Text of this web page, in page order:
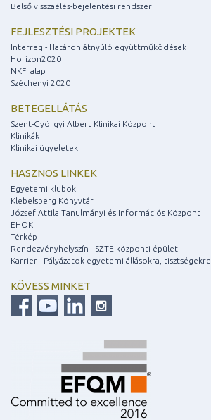
Belső visszaélés-bejelentési rendszer
FEJLESZTÉSI PROJEKTEK
Interreg - Határon átnyúló együttműködések
Horizon2020
NKFI alap
Széchenyi 2020
BETEGELLÁTÁS
Szent-Györgyi Albert Klinikai Központ
Klinikák
Klinikai ügyeletek
HASZNOS LINKEK
Egyetemi klubok
Klebelsberg Könyvtár
József Attila Tanulmányi és Információs Központ
EHÖK
Térkép
Rendezvényhelyszín - SZTE központi épület
Karrier - Pályázatok egyetemi állásokra, tisztségekre
KÖVESS MINKET